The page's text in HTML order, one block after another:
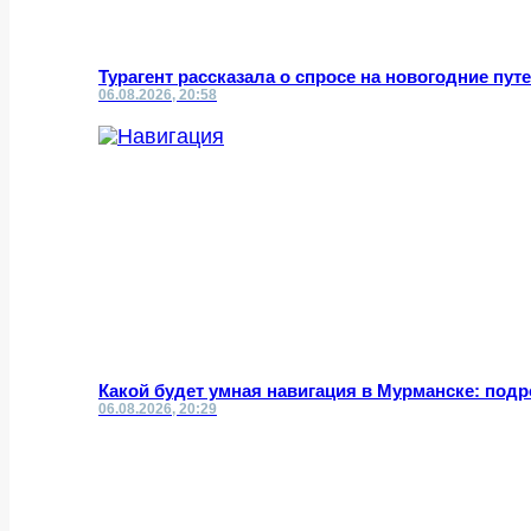
Турагент рассказала о спросе на новогодние
06.08.2026, 20:58
Какой будет умная навигация в Мурманске:
06.08.2026, 20:29